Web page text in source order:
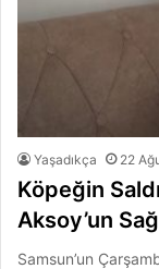
Yaşadıkça 22
Köpeğin
Aksoy’un
Samsun’un